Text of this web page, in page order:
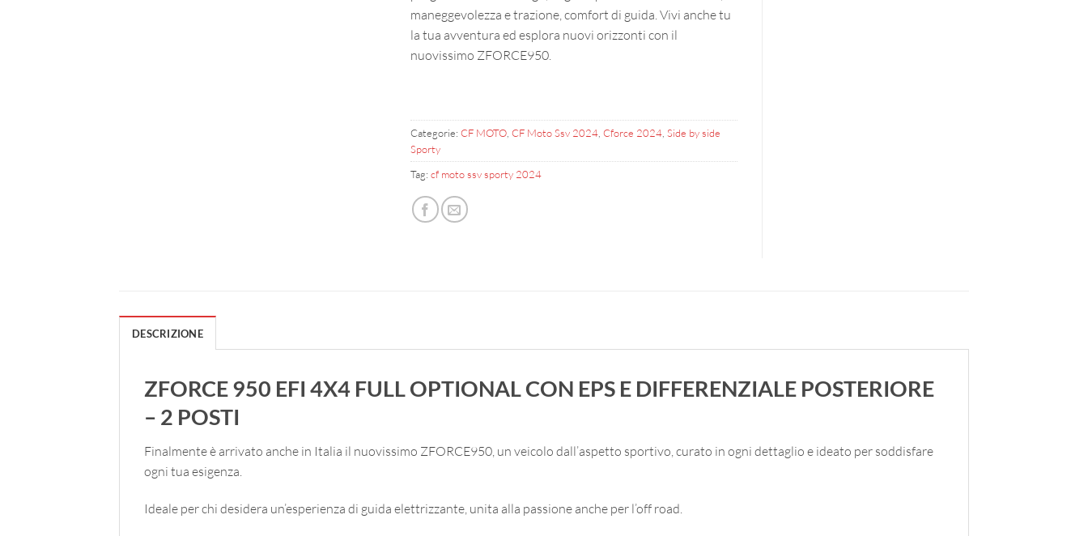
maneggevolezza e trazione, comfort di guida. Vivi anche tu
la tua avventura ed esplora nuovi orizzonti con il
nuovissimo ZFORCE950.
Categorie: CF MOTO CF Moto Ssv 2024 Cforce 2024 Side by side
Sporty
Tag: cf moto ssv sporty 2024
DESCRIZIONE
ZFORCE 950 EFI 4X4 FULL OPTIONAL CON EPS E DIFFERENZIALE POSTERIORE
– 2 POSTI
Finalmente è arrivato anche in Italia il nuovissimo ZFORCE950, un veicolo dall’aspetto sportivo, curato in ogni dettaglio e ideato per soddisfare
ogni tua esigenza.
Ideale per chi desidera un’esperienza di guida elettrizzante, unita alla passione anche per l’off road.